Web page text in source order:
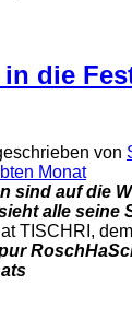
die
von
Monat
sind auf die
alle seine
TISCHRI,